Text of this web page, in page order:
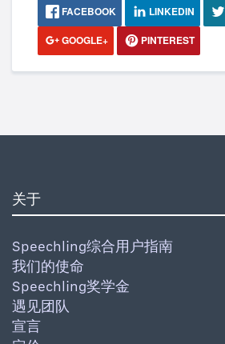
FACEBOOK LINKEDIN
GOOGLE+
PINTEREST
关于
Speechling综合用户指南
我们的使命
Speechling奖学金
遇见团队
宣言